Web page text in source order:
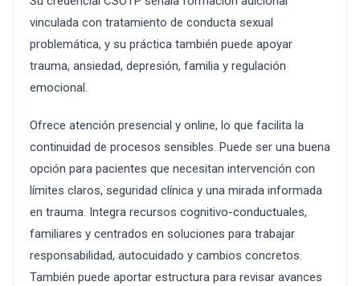
vinculada con tratamiento de conducta sexual
problemática, y su práctica también puede apoyar
trauma, ansiedad, depresión, familia y regulación
emocional.
Ofrece atención presencial y online, lo que facilita la
continuidad de procesos sensibles. Puede ser una buena
opción para pacientes que necesitan intervención con
límites claros, seguridad clínica y una mirada informada
en trauma. Integra recursos cognitivo-conductuales,
familiares y centrados en soluciones para trabajar
responsabilidad, autocuidado y cambios concretos.
También puede aportar estructura para revisar avances